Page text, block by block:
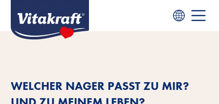
WELCHER NAGER PASST ZU MIR?